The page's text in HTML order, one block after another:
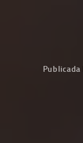
Publicada